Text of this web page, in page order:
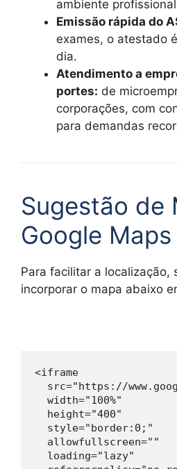
ambiente
Emissão rápida do
exames, o atestado
dia.
Atendimento a
portes: de
corporações, com
para demandas
Sugestão
Google Maps
Para facilitar a localização,
incorporar o mapa abaixo
<iframe
src="https://
  width="100%"
  height="400"
  style="border:0;"
  allowfullscreen=""
  loading="lazy"